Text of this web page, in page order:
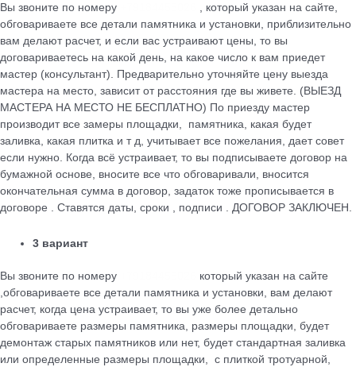
Вы звоните по номеру
, который указан на сайте,
обговариваете все детали памятника и установки, приблизительно
вам делают расчет, и если вас устраивают цены, то вы
договариваетесь на какой день, на какое число к вам приедет
мастер (консультант). Предварительно уточняйте цену выезда
мастера на место, зависит от расстояния где вы живете. (ВЫЕЗД
МАСТЕРА НА МЕСТО НЕ БЕСПЛАТНО) По приезду мастер
производит все замеры площадки, памятника, какая будет
заливка, какая плитка и т д, учитывает все пожелания, дает совет
если нужно. Когда всё устраивает, то вы подписываете договор на
бумажной основе, вносите все что обговаривали, вносится
окончательная сумма в договор, задаток тоже прописывается в
договоре . Ставятся даты, сроки , подписи . ДОГОВОР ЗАКЛЮЧЕН.
3 вариант
Вы звоните по номеру
который указан на сайте
,обговариваете все детали памятника и установки, вам делают
расчет, когда цена устраивает, то вы уже более детально
обговариваете размеры памятника, размеры площадки, будет
демонтаж старых памятников или нет, будет стандартная заливка
или определенные размеры площадки, с плиткой тротуарной,